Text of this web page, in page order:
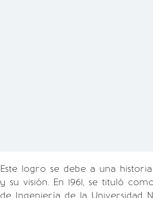
Este logro se debe a una
y su visión. En 1961, se tituló
de Ingeniería de la Universidad